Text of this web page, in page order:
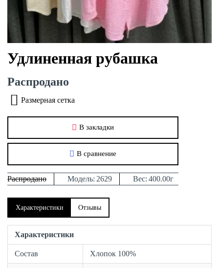
Удлиненная рубашка
Распродано Модель: 2629 Вес: 400.00г
Распродано
В закладки
В сравнение
Размерная сетка
Характеристики Отзывы
Характеристики
Состав Хлопок 100%